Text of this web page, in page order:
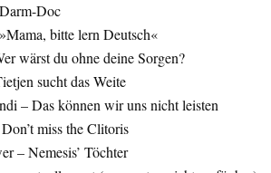
Doc
bitte lern Deutsch«
wärst du ohne deine Sorgen?
sucht das Weite
– Das können wir uns nicht leisten
miss the Clitoris
– Nemesis’ Töchter